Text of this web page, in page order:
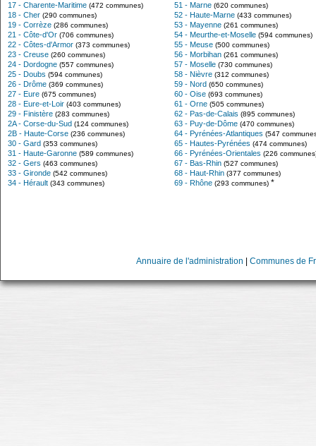
17 - Charente-Maritime (472 communes)
18 - Cher (290 communes)
19 - Corrèze (286 communes)
21 - Côte-d'Or (706 communes)
22 - Côtes-d'Armor (373 communes)
23 - Creuse (260 communes)
24 - Dordogne (557 communes)
25 - Doubs (594 communes)
26 - Drôme (369 communes)
27 - Eure (675 communes)
28 - Eure-et-Loir (403 communes)
29 - Finistère (283 communes)
2A - Corse-du-Sud (124 communes)
2B - Haute-Corse (236 communes)
30 - Gard (353 communes)
31 - Haute-Garonne (589 communes)
32 - Gers (463 communes)
33 - Gironde (542 communes)
34 - Hérault (343 communes)
51 - Marne (620 communes)
52 - Haute-Marne (433 communes)
53 - Mayenne (261 communes)
54 - Meurthe-et-Moselle (594 communes)
55 - Meuse (500 communes)
56 - Morbihan (261 communes)
57 - Moselle (730 communes)
58 - Nièvre (312 communes)
59 - Nord (650 communes)
60 - Oise (693 communes)
61 - Orne (505 communes)
62 - Pas-de-Calais (895 communes)
63 - Puy-de-Dôme (470 communes)
64 - Pyrénées-Atlantiques (547
65 - Hautes-Pyrénées (474 communes)
66 - Pyrénées-Orientales (226
67 - Bas-Rhin (527 communes)
68 - Haut-Rhin (377 communes)
69 - Rhône (293 communes) *
Annuaire de l'administration Communes de